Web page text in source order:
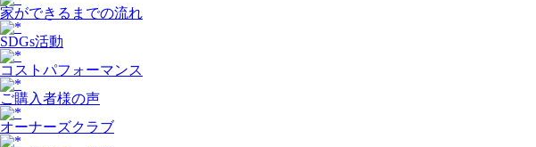
家ができるまでの流れ
SDGs活動
コストパフォーマンス
ご購入者様の声
オーナーズクラブ